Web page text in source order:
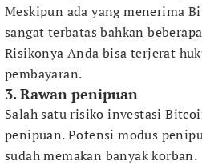
Meskipun ada yang menerima
sangat terbatas bahkan
Risikonya Anda bisa terjerat
pembayaran.
3. Rawan penipuan
Salah satu risiko investasi
penipuan. Potensi modus
sudah memakan banyak korban.